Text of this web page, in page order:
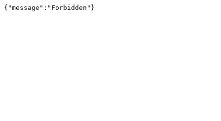
{"message":"Forbidden"}